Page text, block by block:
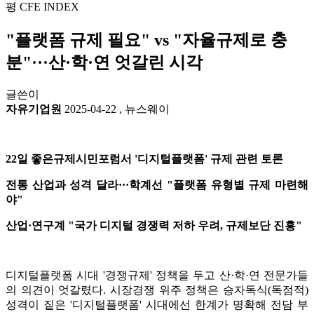
평 CFE INDEX
"플랫폼 규제 필요" vs "자율규제로 충
분"···산·학·연 엇갈린 시각
글쓴이
자유기업원 2025-04-22 , 뉴스웨이
22일 좋은규제시민포럼서 '디지털플랫폼' 규제 관련 토론
전통 산업과 성격 달라···학계선 "플랫폼 유형별 규제 마련해
야"
산업·연구계 "국가 디지털 경쟁력 저하 우려, 규제보단 진흥"
디지털플랫폼 시대 '경쟁규제' 정책을 두고 산·학·연 전문가들
의 의견이 엇갈렸다. 시장경쟁 위주 정책은 승자독식(독점적)
성격이 짙은 '디지털플랫폼' 시대에선 한계가 명확해 전담 부